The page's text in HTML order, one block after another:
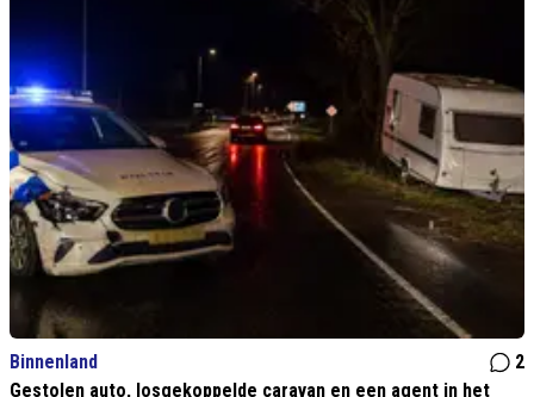
Binnenland
2
Gestolen auto, losgekoppelde caravan en een agent in het